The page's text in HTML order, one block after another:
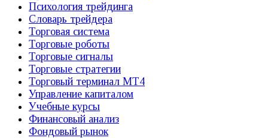
Психология трейдинга
Словарь трейдера
Торговая система
Торговые роботы
Торговые сигналы
Торговые стратегии
Торговый терминал МТ4
Управление капиталом
Учебные курсы
Финансовый анализ
Фондовый рынок